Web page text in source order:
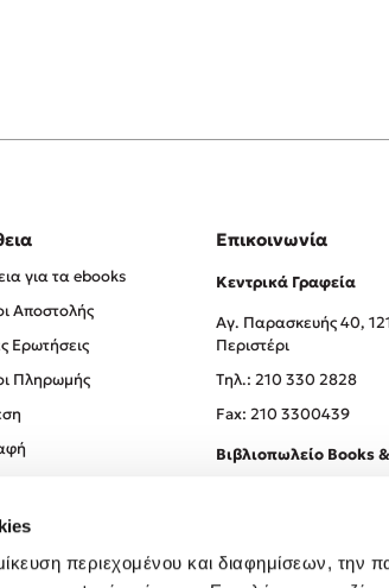
περιεχομένου και διαφημίσεων, την
για τα ebooks
Αποστολής
Ερωτήσεις
Πληρωμής
Επικοινωνία
Κεντρικά Γραφεία
Αγ. Παρασκευής 40,
Περιστέρι
Tηλ.: 210 330 2828
Fax: 210 3300439
Βιβλιοπωλείο Books